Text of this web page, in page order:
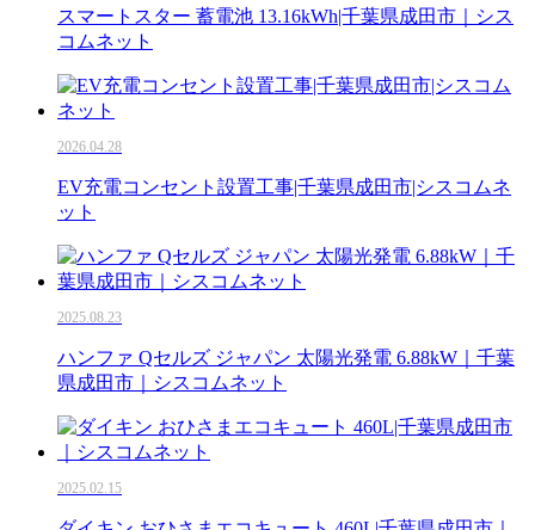
スマートスター 蓄電池 13.16kWh|千葉県成田市｜シス
コムネット
2026.04.28
EV充電コンセント設置工事|千葉県成田市|シスコムネ
ット
2025.08.23
ハンファ Qセルズ ジャパン 太陽光発電 6.88kW｜千葉
県成田市｜シスコムネット
2025.02.15